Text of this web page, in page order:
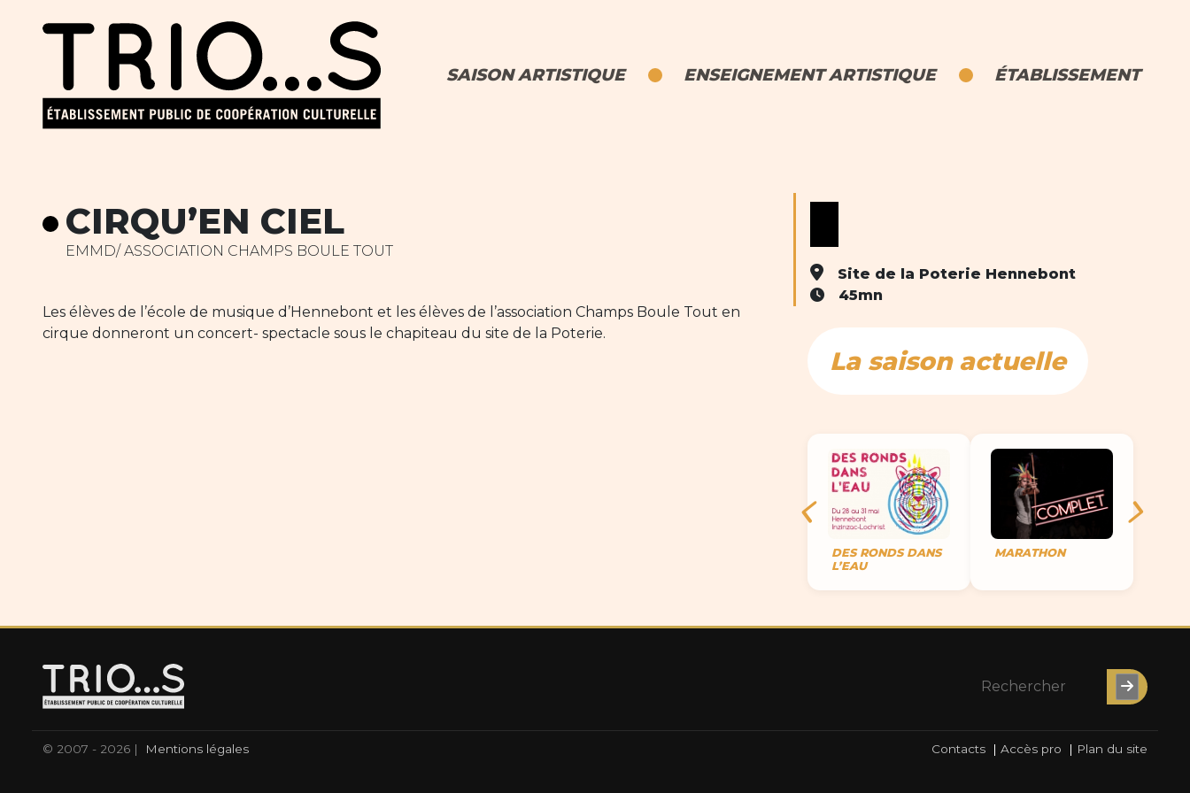
SAISON ARTISTIQUE ENSEIGNEMENT ARTISTIQUE ÉTABLISSEMENT
CIRQU’EN CIEL
EMMD/ ASSOCIATION CHAMPS BOULE TOUT
Les élèves de l’école de musique d’Hennebont et les élèves de l’association Champs Boule Tout en
cirque donneront un concert- spectacle sous le chapiteau du site de la Poterie.
Site de la Poterie Hennebont
45mn
La saison actuelle
DES RONDS DANS
L’EAU
MARATHON
© 2007 - 2026 | Mentions légales Contacts | Accès pro | Plan du site